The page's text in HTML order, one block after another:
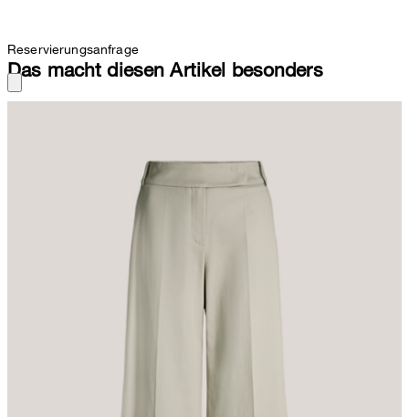
Reservierungsanfrage
Das macht diesen Artikel besonders
schenken seitliche Eingrifftaschen, während klassische
Bundfalten die selbstverständliche Eleganz definieren. In dem
cleanen Stil wirkt das Essential perfekt in Kombination mit Shirts,
Blusen und leichten Cardigans.